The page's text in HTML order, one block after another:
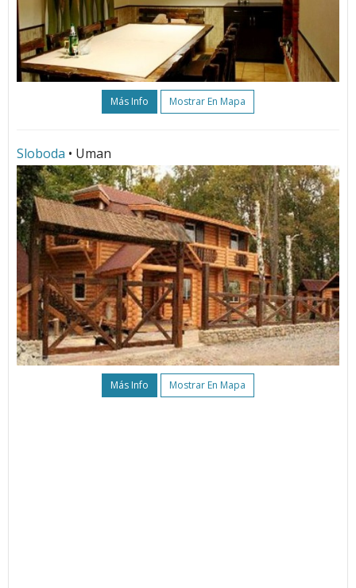
Más Info Mostrar En Mapa
Sloboda • Uman
Más Info Mostrar En Mapa